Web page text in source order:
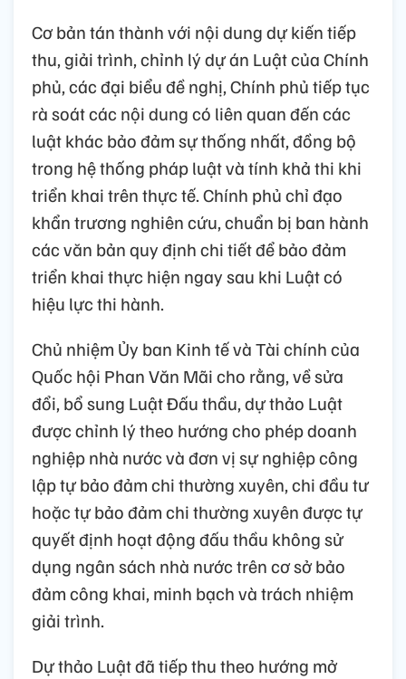
Cơ bản tán thành với nội dung dự kiến tiếp
thu, giải trình, chỉnh lý dự án Luật của Chính
phủ, các đại biểu đề nghị, Chính phủ tiếp tục
rà soát các nội dung có liên quan đến các
luật khác bảo đảm sự thống nhất, đồng bộ
trong hệ thống pháp luật và tính khả thi khi
triển khai trên thực tế. Chính phủ chỉ đạo
khẩn trương nghiên cứu, chuẩn bị ban hành
các văn bản quy định chi tiết để bảo đảm
triển khai thực hiện ngay sau khi Luật có
hiệu lực thi hành.
Chủ nhiệm Ủy ban Kinh tế và Tài chính của
Quốc hội Phan Văn Mãi cho rằng, về sửa
đổi, bổ sung Luật Đấu thầu, dự thảo Luật
được chỉnh lý theo hướng cho phép doanh
nghiệp nhà nước và đơn vị sự nghiệp công
lập tự bảo đảm chi thường xuyên, chi đầu tư
hoặc tự bảo đảm chi thường xuyên được tự
quyết định hoạt động đấu thầu không sử
dụng ngân sách nhà nước trên cơ sở bảo
đảm công khai, minh bạch và trách nhiệm
giải trình.
Dự thảo Luật đã tiếp thu theo hướng mở